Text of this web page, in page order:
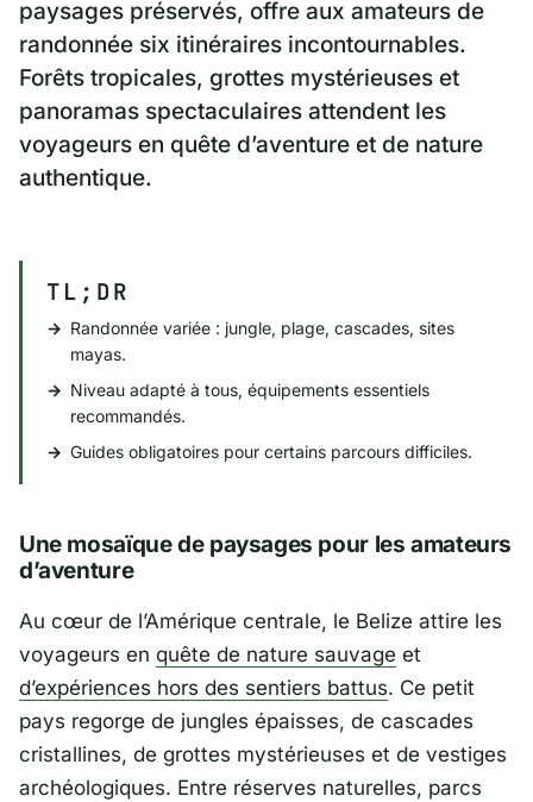
paysages préservés, offre aux amateurs de
randonnée six itinéraires incontournables.
Forêts tropicales, grottes mystérieuses et
panoramas spectaculaires attendent les
voyageurs en quête d’aventure et de nature
authentique.
TL;DR
Randonnée variée : jungle, plage, cascades, sites
mayas.
Niveau adapté à tous, équipements essentiels
recommandés.
Guides obligatoires pour certains parcours difficiles.
Une mosaïque de paysages pour les amateurs
d’aventure
Au cœur de l’Amérique centrale, le Belize attire les
voyageurs en quête de nature sauvage et
d’expériences hors des sentiers battus. Ce petit
pays regorge de jungles épaisses, de cascades
cristallines, de grottes mystérieuses et de vestiges
archéologiques. Entre réserves naturelles, parcs